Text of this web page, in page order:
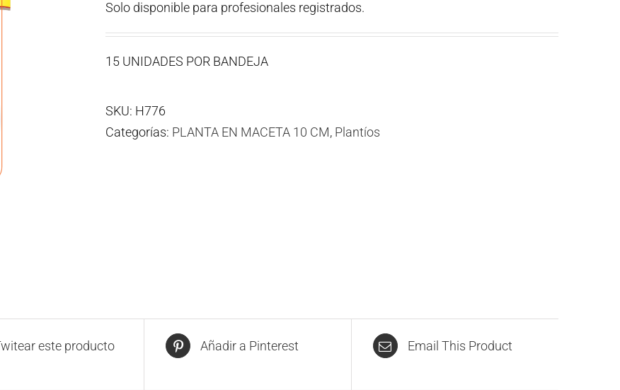
Solo disponible para profesionales registrados.
15 UNIDADES POR BANDEJA
SKU: H776
Categorías: PLANTA EN MACETA 10 CM, Plantíos
este producto Añadir a Pinterest Email This Product